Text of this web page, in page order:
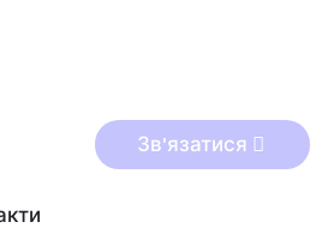
Зв'язатися